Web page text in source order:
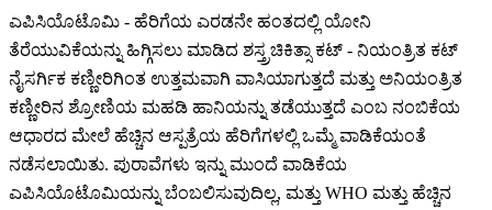
ಎಪಿಸಿಯೊಟೊಮಿ - ಹೆರಿಗೆಯ ಎರಡನೇ ಹಂತದಲ್ಲಿ ಯೋನಿ
ತೆರೆಯುವಿಕೆಯನ್ನು ಹಿಗ್ಗಿಸಲು ಮಾಡಿದ ಶಸ್ತ್ರಚಿಕಿತ್ಸಾ ಕಟ್ - ನಿಯಂತ್ರಿತ ಕಟ್
ನೈಸರ್ಗಿಕ ಕಣ್ಣೀರಿಗಿಂತ ಉತ್ತಮವಾಗಿ ವಾಸಿಯಾಗುತ್ತದೆ ಮತ್ತು ಅನಿಯಂತ್ರಿತ
ಕಣ್ಣೀರಿನ ಶ್ರೋಣಿಯ ಮಹಡಿ ಹಾನಿಯನ್ನು ತಡೆಯುತ್ತದೆ ಎಂಬ ನಂಬಿಕೆಯ
ಆಧಾರದ ಮೇಲೆ ಹೆಚ್ಚಿನ ಆಸ್ಪತ್ರೆಯ ಹೆರಿಗೆಗಳಲ್ಲಿ ಒಮ್ಮೆ ವಾಡಿಕೆಯಂತೆ
ನಡೆಸಲಾಯಿತು. ಪುರಾವೆಗಳು ಇನ್ನು ಮುಂದೆ ವಾಡಿಕೆಯ
ಎಪಿಸಿಯೊಟೊಮಿಯನ್ನು ಬೆಂಬಲಿಸುವುದಿಲ್ಲ, ಮತ್ತು WHO ಮತ್ತು ಹೆಚ್ಚಿನ